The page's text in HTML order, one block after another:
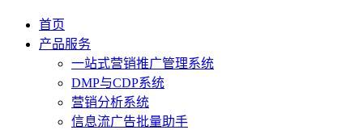
首页
产品服务
一站式营销推广管理系统
DMP与CDP系统
营销分析系统
信息流广告批量助手